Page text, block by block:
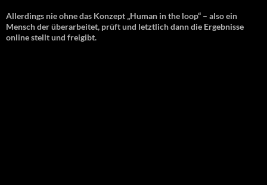
Allerdings nie ohne das Konzept „Human in the loop“ – also ein
Mensch der überarbeitet, prüft und letztlich dann die Ergebnisse
online stellt und freigibt.